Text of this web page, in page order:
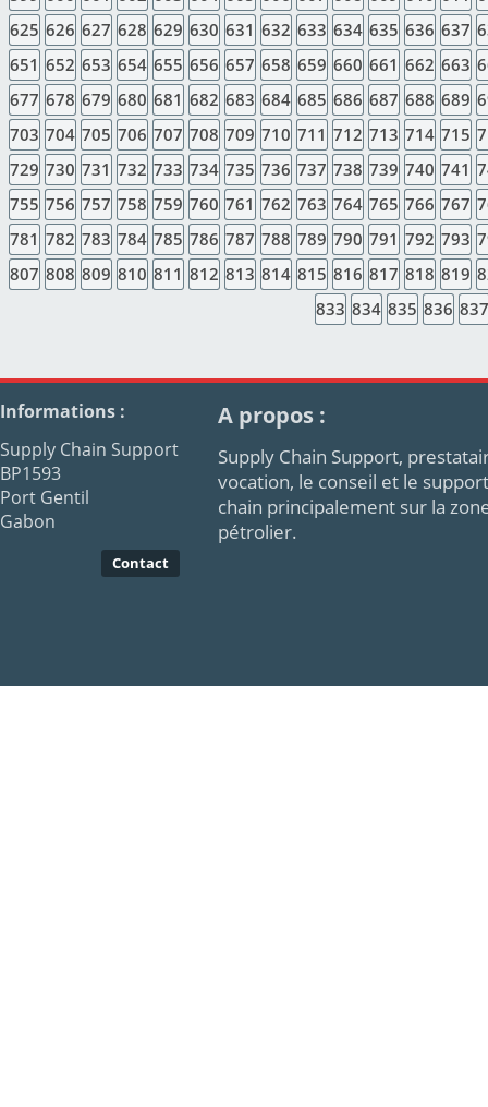
625 626 627 628 629 630 631 632 633 634 635 636 637
651 652 653 654 655 656 657 658 659 660 661 662 663
677 678 679 680 681 682 683 684 685 686 687 688 689
703 704 705 706 707 708 709 710 711 712 713 714 715
729 730 731 732 733 734 735 736 737 738 739 740 741
755 756 757 758 759 760 761 762 763 764 765 766 767
781 782 783 784 785 786 787 788 789 790 791 792 793
807 808 809 810 811 812 813 814 815 816 817 818 819
833 834 835 836 837
Informations :
Supply Chain Support
BP1593
Port Gentil
Gabon
Contact
A propos :
Supply Chain Support,
vocation, le conseil et le
chain principalement sur la
pétrolier.